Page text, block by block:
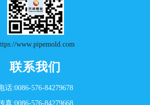
www.pipemold.com
联系我们
话:0086-576-84279678
真:0086-576-84279668